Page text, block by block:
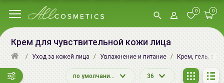
0 0
Крем для чувствительной кожи лица
Уход за кожей лица Увлажнение и питание Крем, гель,
по умолчанию 36